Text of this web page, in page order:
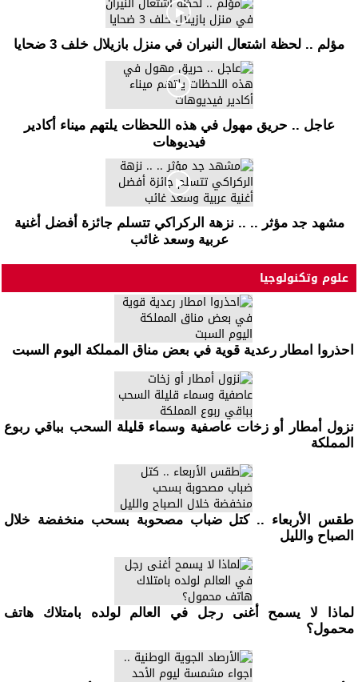
مؤلم .. لحظة اشتعال النيران في منزل بازيلال خلف 3 ضحايا
عاجل .. حريق مهول في هذه اللحظات يلتهم ميناء أكادير
فيديوهات
مشهد جد مؤثر .. .. نزهة الركراكي تتسلم جائزة أفضل أغنية
عربية وسعد غائب
علوم وتكنولوجيا
احذروا امطار رعدية قوية في بعض مناق المملكة اليوم السبت
نزول أمطار أو زخات عاصفية وسماء قليلة السحب بباقي ربوع
المملكة
طقس الأربعاء .. كتل ضباب مصحوبة بسحب منخفضة خلال
الصباح والليل
لماذا لا يسمح أغنى رجل في العالم لولده بامتلاك هاتف
محمول؟